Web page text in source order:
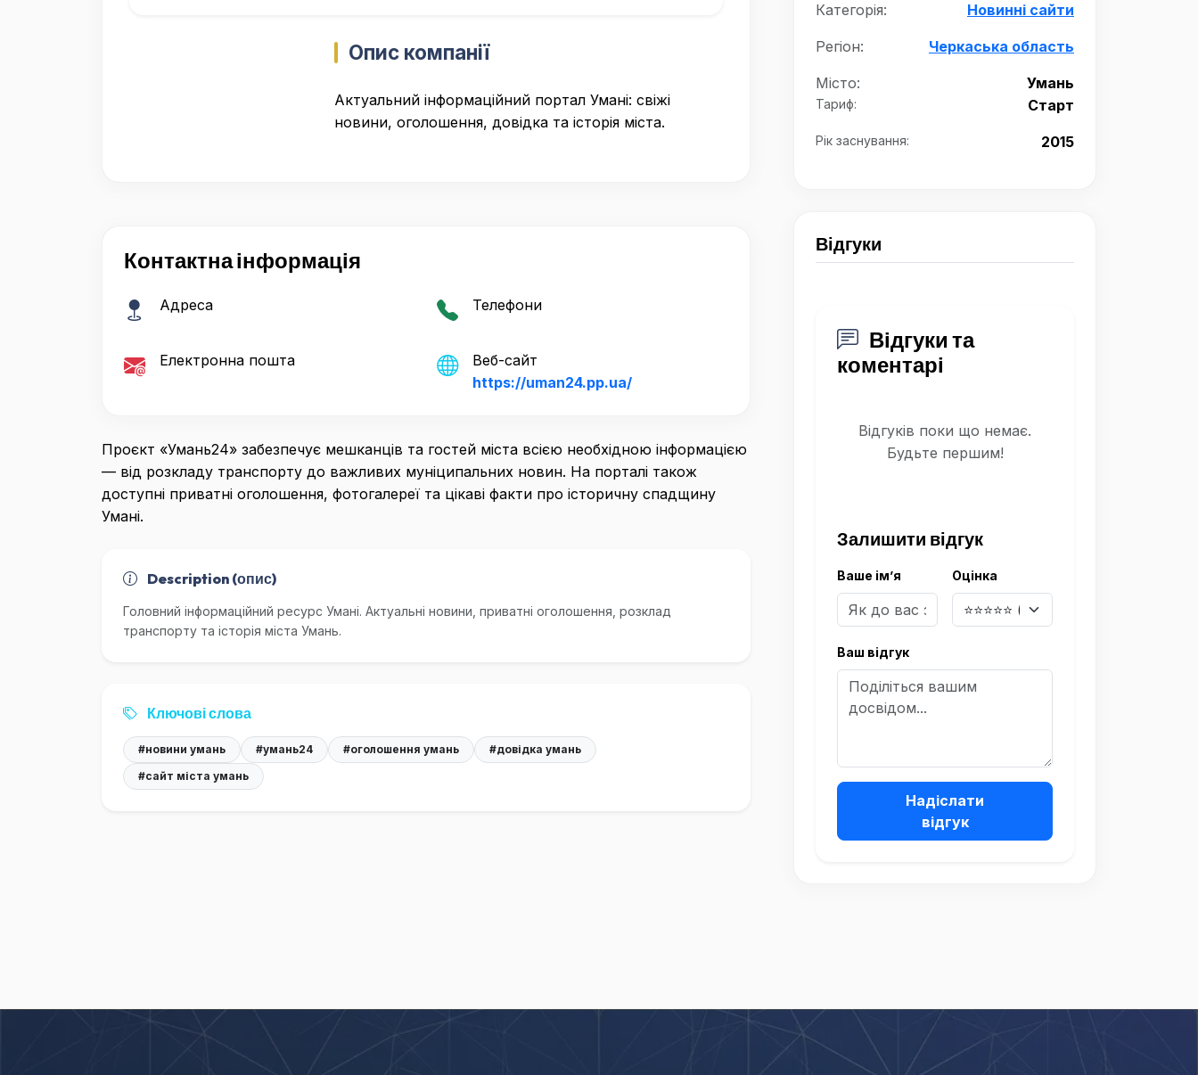
Опис компанії
Актуальний інформаційний портал Умані: свіжі
новини, оголошення, довідка та історія міста.
Контактна інформація
Адреса Телефони
Електронна пошта
Веб-сайт
https://uman24.pp.ua/
Проєкт «Умань24» забезпечує мешканців та гостей міста всією необхідною інформацією
— від розкладу транспорту до важливих муніципальних новин. На порталі також
доступні приватні оголошення, фотогалереї та цікаві факти про історичну спадщину
Умані.
Description (опис)
Головний інформаційний ресурс Умані. Актуальні новини, приватні оголошення, розклад
транспорту та історія міста Умань.
Ключові слова
#новини умань #умань24 #оголошення умань
#довідка умань
#сайт міста умань
Категорія: Новинні сайти
Регіон: Черкаська область
Місто: Умань
Тариф: Старт
Рік заснування: 2015
Відгуки
Відгуки та
коментарі
Відгуків поки що немає.
Будьте першим!
Залишити відгук
Ваше ім’я Оцінка
Ваш відгук
Надіслати
відгук